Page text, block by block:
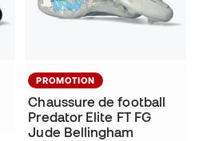
PROMOTION
Chaussure de football
Predator Elite FT FG
Jude Bellingham